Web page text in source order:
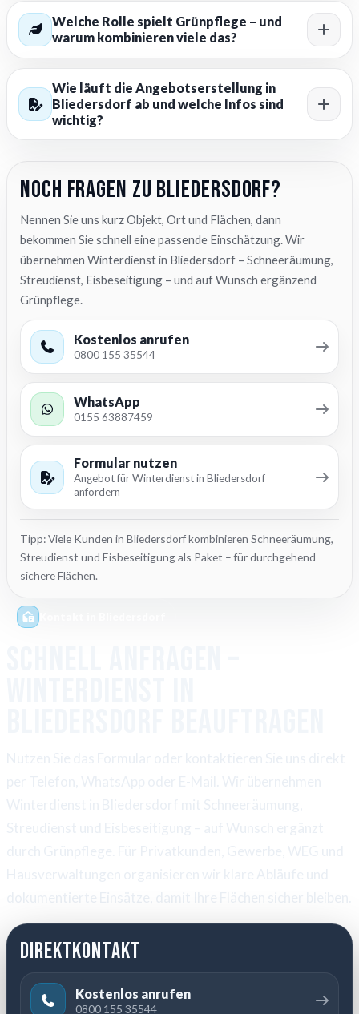
Welche Rolle spielt Grünpflege – und
warum kombinieren viele das?
Wie läuft die Angebotserstellung in
Bliedersdorf ab und welche Infos sind
wichtig?
Noch Fragen zu Bliedersdorf?
Nennen Sie uns kurz Objekt, Ort und Flächen, dann
bekommen Sie schnell eine passende Einschätzung. Wir
übernehmen Winterdienst in Bliedersdorf – Schneeräumung,
Streudienst, Eisbeseitigung – und auf Wunsch ergänzend
Grünpflege.
Kostenlos anrufen
0800 155 35544
WhatsApp
0155 63887459
Formular nutzen
Angebot für Winterdienst in Bliedersdorf
anfordern
Tipp: Viele Kunden in Bliedersdorf kombinieren Schneeräumung,
Streudienst und Eisbeseitigung als Paket – für durchgehend
sichere Flächen.
dokumentierte Einsätze, damit Ihre Flächen sicher bleiben.
Direktkontakt
Kostenlos anrufen
0800 155 35544